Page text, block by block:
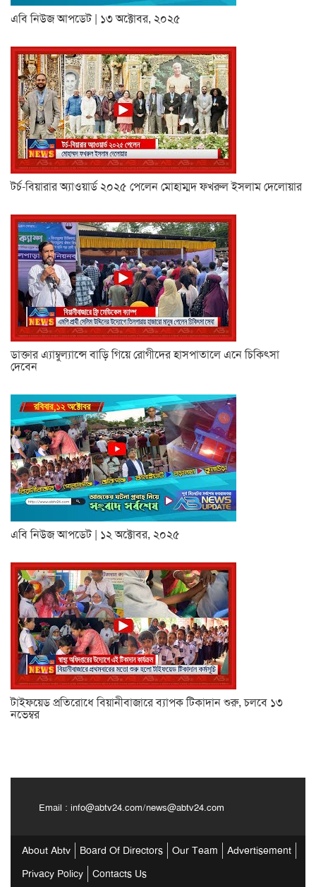
এবি নিউজ আপডেট | ১৩ অক্টোবর, ২০২৫
টর্চ-বিয়ারার অ্যাওয়ার্ড ২০২৫ পেলেন মোহাম্মদ ফখরুল ইসলাম দেলোয়ার
ডাক্তার এ্যাম্বুল্যান্সে বাড়ি গিয়ে রোগীদের হাসপাতালে এনে চিকিৎসা
দেবেন
এবি নিউজ আপডেট | ১২ অক্টোবর, ২০২৫
টাইফয়েড প্রতিরোধে বিয়ানীবাজারে ব্যাপক টিকাদান শুরু, চলবে ১৩
নভেম্বর
Email : info@abtv24.com/news@abtv24.com
About Abtv Board Of Directors Our Team
Advertisement
Privacy Policy
Contacts Us